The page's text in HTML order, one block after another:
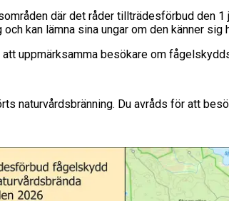
där det råder tillträdesförbud den
kan lämna sina ungar om den känner sig
uppmärksamma besökare om
naturvårdsbränning. Du avråds för att